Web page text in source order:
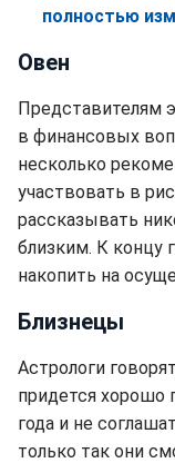
полностью
Овен
Представителям
в финансовых
несколько
участвовать в
рассказывать
близким. К концу
накопить на
Близнецы
Астрологи
придется хорошо
года и не
только так они